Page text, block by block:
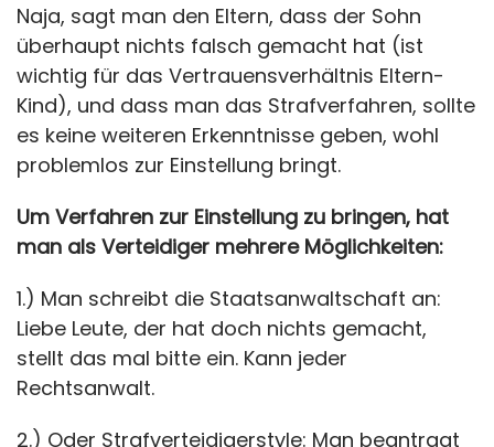
Naja, sagt man den Eltern, dass der Sohn
überhaupt nichts falsch gemacht hat (ist
wichtig für das Vertrauensverhältnis Eltern-
Kind), und dass man das Strafverfahren, sollte
es keine weiteren Erkenntnisse geben, wohl
problemlos zur Einstellung bringt.
Um Verfahren zur Einstellung zu bringen, hat
man als Verteidiger mehrere Möglichkeiten:
1.) Man schreibt die Staatsanwaltschaft an:
Liebe Leute, der hat doch nichts gemacht,
stellt das mal bitte ein. Kann jeder
Rechtsanwalt.
2.) Oder Strafverteidigerstyle: Man beantragt